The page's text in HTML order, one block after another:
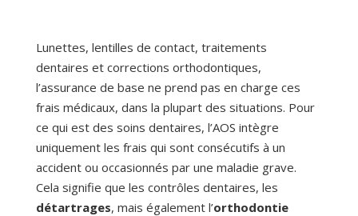
Lunettes, lentilles de contact, traitements
dentaires et corrections orthodontiques,
l’assurance de base ne prend pas en charge ces
frais médicaux, dans la plupart des situations. Pour
ce qui est des soins dentaires, l’AOS intègre
uniquement les frais qui sont consécutifs à un
accident ou occasionnés par une maladie grave.
Cela signifie que les contrôles dentaires, les
détartrages, mais également l’orthodontie